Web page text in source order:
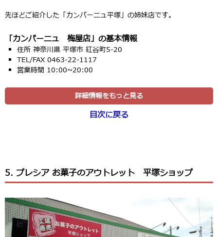
先ほどご紹介した「カンパーニュ平塚」の姉妹店です。
「カンパーニュ 梅屋店」の基本情報
住所 神奈川県 平塚市 紅谷町5-20
TEL/FAX 0463-22-1117
営業時間 10:00~20:00
詳細情報をもっと見る
目次に戻る
5. プレシア お菓子のアウトレット 平塚ショップ